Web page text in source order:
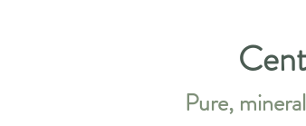
Pure,